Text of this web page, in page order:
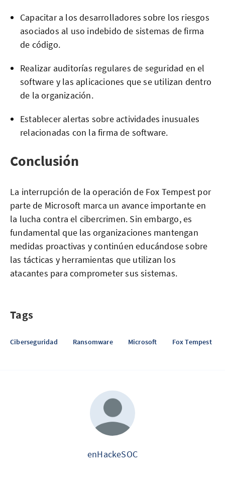
Capacitar a los desarrolladores sobre los riesgos
asociados al uso indebido de sistemas de firma
de código.
Realizar auditorías regulares de seguridad en el
software y las aplicaciones que se utilizan dentro
de la organización.
Establecer alertas sobre actividades inusuales
relacionadas con la firma de software.
Conclusión
La interrupción de la operación de Fox Tempest por
parte de Microsoft marca un avance importante en
la lucha contra el cibercrimen. Sin embargo, es
fundamental que las organizaciones mantengan
medidas proactivas y continúen educándose sobre
las tácticas y herramientas que utilizan los
atacantes para comprometer sus sistemas.
Tags
Ciberseguridad Ransomware Microsoft Fox Tempest
enHackeSOC